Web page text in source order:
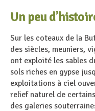
Un peu
Sur les coteaux de la
des siècles, meuniers,
ont exploité les sables
sols riches en gypse
exploitations à ciel
relief naturel de
des galeries